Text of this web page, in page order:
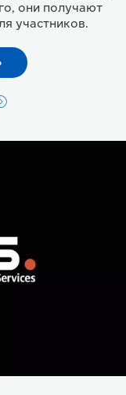
они получают
участников.